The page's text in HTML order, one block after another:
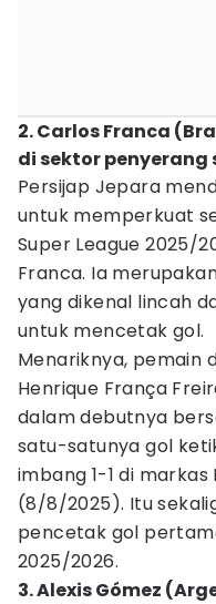
2. Carlos Franca
di sektor penyerang
Persijap Jepara
untuk memperkuat
Super League 2025/
Franca. Ia
yang dikenal lincah
untuk mencetak gol.
Menariknya, pemain
Henrique França
dalam debutnya
satu-satunya gol
imbang 1-1 di
(8/8/2025). Itu
pencetak gol
2025/2026.
3. Alexis Gómez